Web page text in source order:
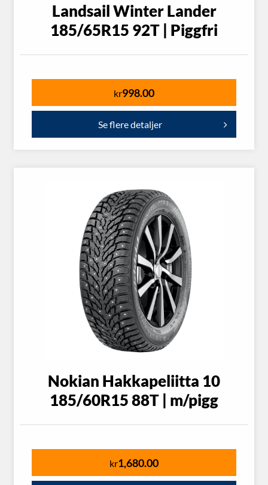
Landsail Winter Lander
185/65R15 92T | Piggfri
kr998.00
Se flere detaljer
Nokian Hakkapeliitta 10
185/60R15 88T | m/pigg
kr1,680.00